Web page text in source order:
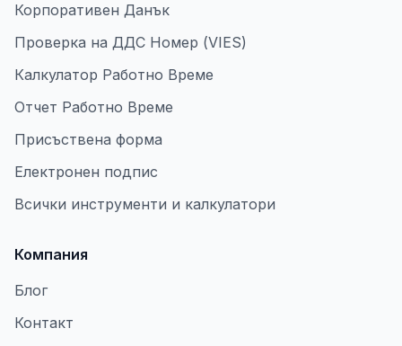
Корпоративен Данък
Проверка на ДДС Номер (VIES)
Калкулатор Работно Време
Отчет Работно Време
Присъствена форма
Електронен подпис
Всички инструменти и калкулатори
Компания
Блог
Контакт